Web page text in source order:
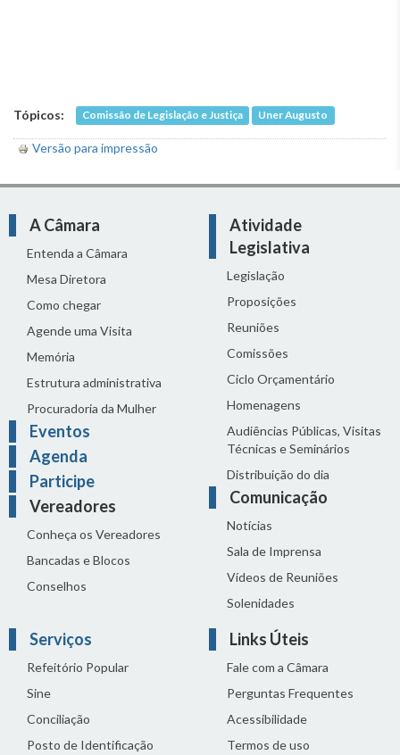
Tópicos: Comissão de Legislação e Justiça Uner Augusto
Versão para impressão
A Câmara
Entenda a Câmara
Mesa Diretora
Como chegar
Agende uma Visita
Memória
Estrutura administrativa
Procuradoria da Mulher
Eventos
Agenda
Participe
Vereadores
Conheça os Vereadores
Bancadas e Blocos
Conselhos
Atividade
Legislativa
Legislação
Proposições
Reuniões
Comissões
Ciclo Orçamentário
Homenagens
Audiências Públicas, Visitas
Técnicas e Seminários
Distribuição do dia
Comunicação
Notícias
Sala de Imprensa
Vídeos de Reuniões
Solenidades
Serviços
Refeitório Popular
Sine
Conciliação
Posto de Identificação
Links Úteis
Fale com a Câmara
Perguntas Frequentes
Acessibilidade
Termos de uso